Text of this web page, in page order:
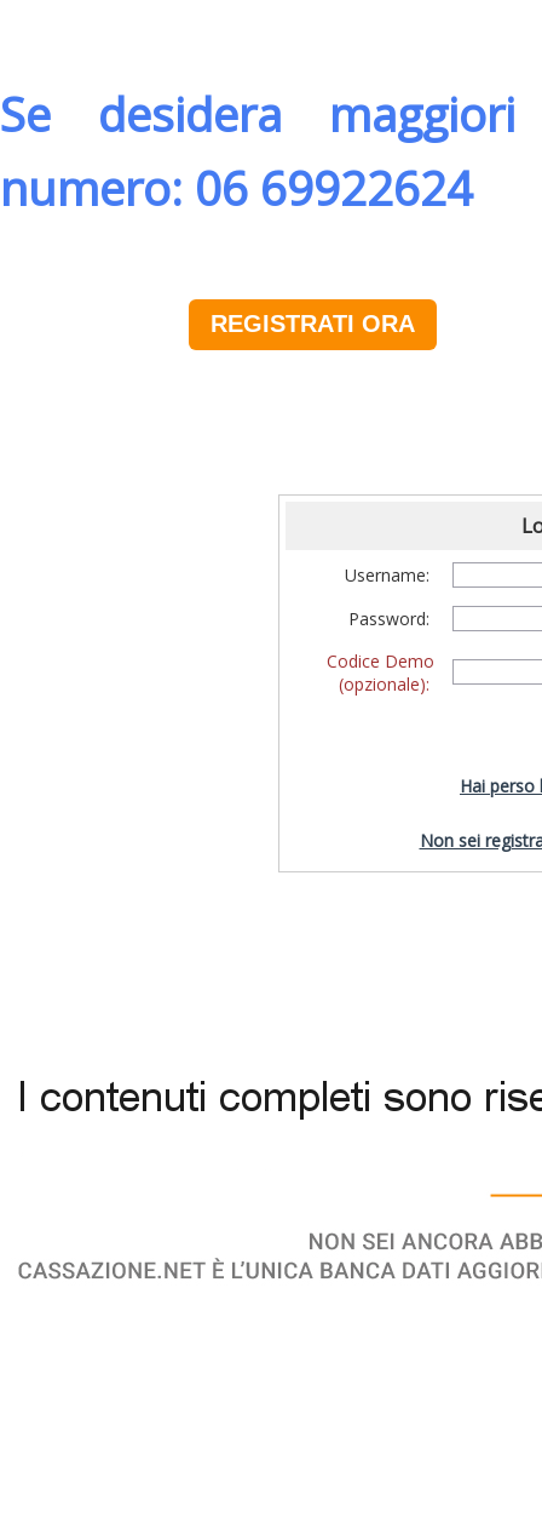
Se desidera
numero: 06 69922624
REGISTRATI ORA
Username:
Password:
Codice Demo
(opzionale):
Hai perso
Non sei